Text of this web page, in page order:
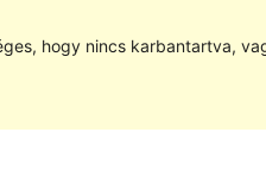
hogy nincs karbantartva,